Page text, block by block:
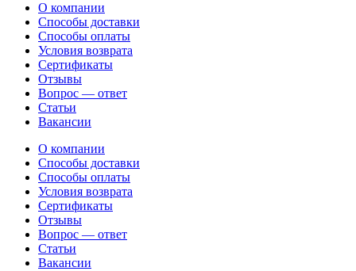
О компании
Способы доставки
Способы оплаты
Условия возврата
Сертификаты
Отзывы
Вопрос — ответ
Статьи
Вакансии
О компании
Способы доставки
Способы оплаты
Условия возврата
Сертификаты
Отзывы
Вопрос — ответ
Статьи
Вакансии